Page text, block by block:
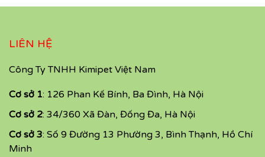
LIÊN HỆ
Công Ty TNHH Kimipet Việt Nam
Cơ sở 1: 126 Phan Kế Bính, Ba Đình, Hà Nội
Cơ sở 2: 34/360 Xã Đàn, Đống Đa, Hà Nội
Cơ sở 3: Số 9 Đường 13 Phường 3, Bình Thạnh, Hồ Chí
Minh